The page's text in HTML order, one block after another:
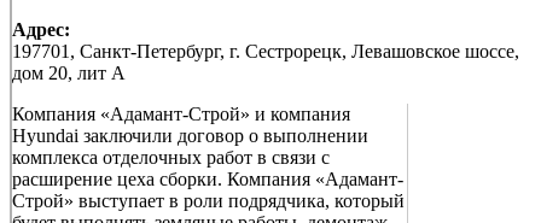
Адрес:
197701, Санкт-Петербург, г. Сестрорецк, Левашовское шоссе,
дом 20, лит А
Компания «Адамант-Строй» и компания
Hyundai заключили договор о выполнении
комплекса отделочных работ в связи с
расширение цеха сборки. Компания «Адамант-
Строй» выступает в роли подрядчика, который